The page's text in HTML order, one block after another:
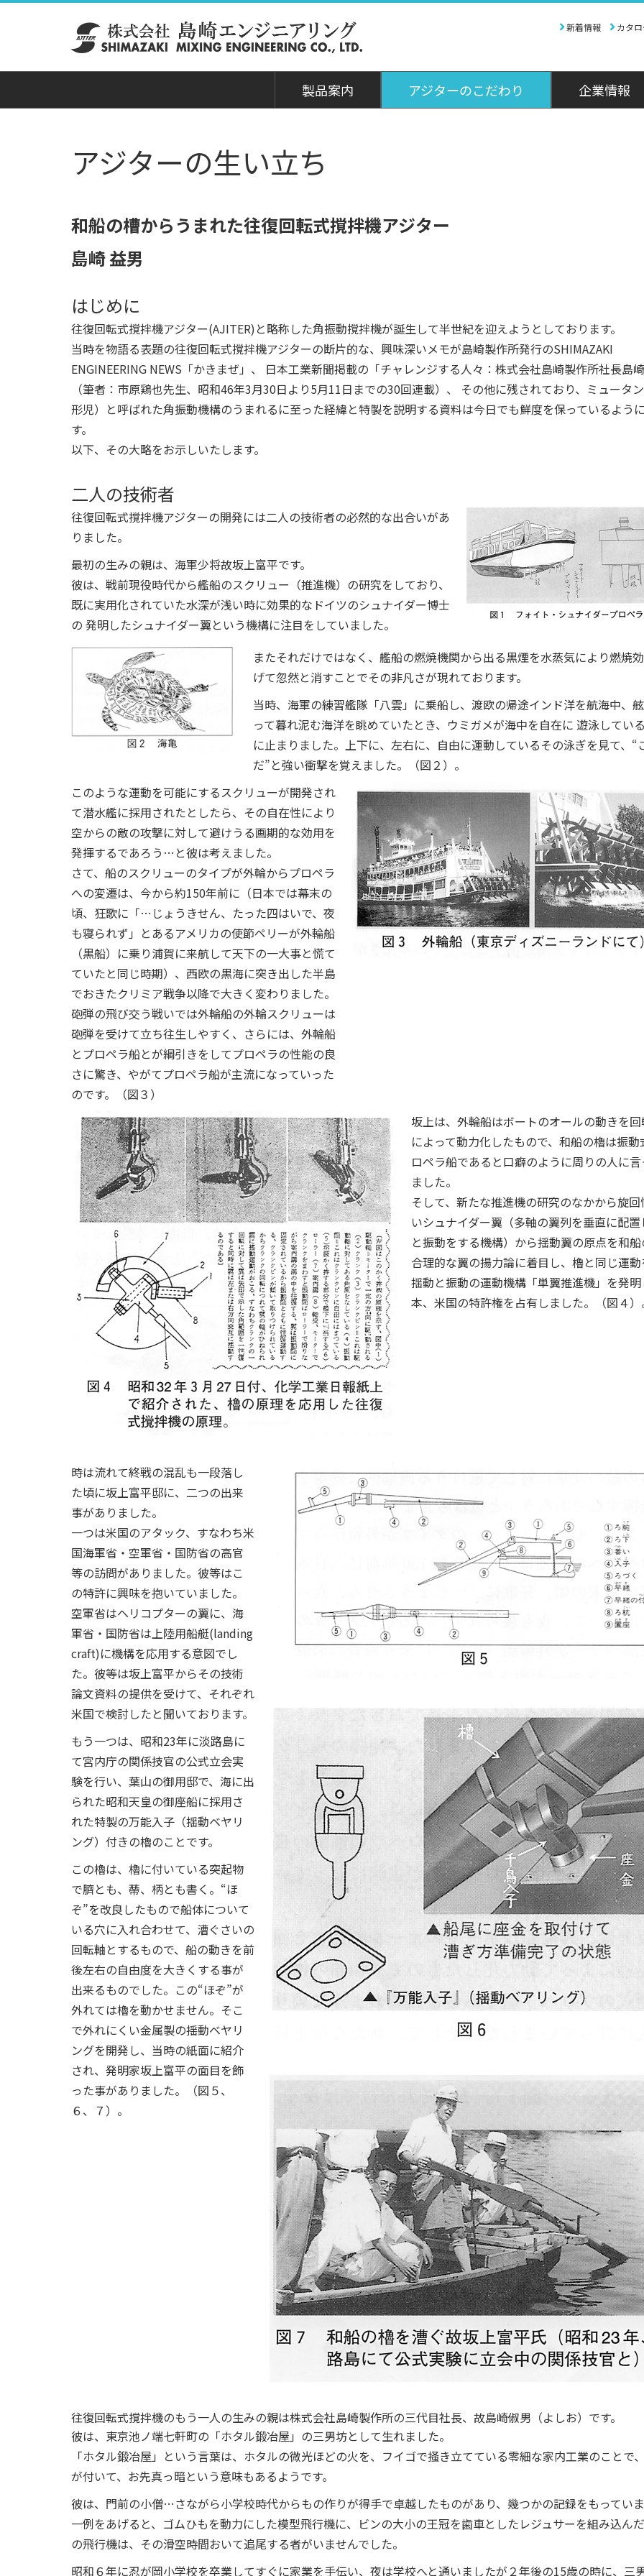
新着情報 カタ
製品案内
製品案内
ちらから。
アジターのこだわり 企業情報
アジターの生い立ち
和船の槽からうまれた往復回転式撹拌機アジター
島崎 益男
はじめに
往復回転式撹拌機アジター(AJITER)と略称した角振動撹拌機が誕生して半世紀を迎えようとしております。
当時を物語る表題の往復回転式撹拌機アジターの断片的な、興味深いメモが島崎製作所発行のSHIMAZAKI
ENGINEERING NEWS「かきまぜ」、 日本工業新聞掲載の「チャレンジする人々：株式会社島崎製作所社長島
（筆者：市原鶏也先生、昭和46年3月30日より5月11日までの30回連載）、 その他に残されており、ミュータ
形児）と呼ばれた角振動機構のうまれるに至った経緯と特製を説明する資料は今日でも鮮度を保っているよう
す。
以下、その大略をお示しいたします。
二人の技術者
往復回転式撹拌機アジターの開発には二人の技術者の必然的な出合いがあ
りました。
最初の生みの親は、海軍少将故坂上富平です。
彼は、戦前現役時代から艦船のスクリュー（推進機）の研究をしており、
既に実用化されていた水深が浅い時に効果的なドイツのシュナイダー博士
の 発明したシュナイダー翼という機構に注目をしていました。
またそれだけではなく、艦船の燃焼機関から出る黒煙を水蒸気により燃焼
げて忽然と消すことでその非凡さが現れております。
当時、海軍の練習艦隊「八雲」に乗船し、渡欧の帰途インド洋を航海中、
って暮れ泥む海洋を眺めていたとき、ウミガメが海中を自在に 遊泳してい
に止まりました。上下に、左右に、自由に運動しているその泳ぎを見て、“
だ”と強い衝撃を覚えました。（図２）。
このような運動を可能にするスクリューが開発され
て潜水艦に採用されたとしたら、その自在性により
空からの敵の攻撃に対して避けうる画期的な効用を
発揮するであろう…と彼は考えました。
さて、船のスクリューのタイプが外輪からプロペラ
への変遷は、今から約150年前に（日本では幕末の
頃、狂歌に「…じょうきせん、たった四はいで、夜
も寝られず」とあるアメリカの使節ペリーが外輪船
（黒船）に乗り浦賀に来航して天下の一大事と慌て
ていたと同じ時期）、西欧の黒海に突き出した半島
でおきたクリミア戦争以降で大きく変わりました。
砲弾の飛び交う戦いでは外輪船の外輪スクリューは
砲弾を受けて立ち往生しやすく、さらには、外輪船
とプロペラ船とが綱引きをしてプロペラの性能の良
さに驚き、やがてプロペラ船が主流になっていった
のです。（図３）
坂上は、外輪船はボートのオールの動きを
によって動力化したもので、和船の櫓は振動
ロペラ船であると口癖のように周りの人に
ました。
そして、新たな推進機の研究のなかから旋
いシュナイダー翼（多軸の翼列を垂直に配
と振動をする機構）から揺動翼の原点を和
合理的な翼の揚力論に着目し、櫓と同じ運
揺動と振動の運動機構「単翼推進機」を発
本、米国の特許権を占有しました。（図４
時は流れて終戦の混乱も一段落し
た頃に坂上富平邸に、二つの出来
事がありました。
一つは米国のアタック、すなわち米
国海軍省・空軍省・国防省の高官
等の訪問がありました。彼等はこ
の特許に興味を抱いていました。
空軍省はヘリコプターの翼に、海
軍省・国防省は上陸用船艇(landing
craft)に機構を応用する意図でし
た。彼等は坂上富平からその技術
論文資料の提供を受けて、それぞれ
米国で検討したと聞いております。
もう一つは、昭和23年に淡路島に
て宮内庁の関係技官の公式立会実
験を行い、葉山の御用邸で、海に出
られた昭和天皇の御座船に採用さ
れた特製の万能入子（揺動ベヤリ
ング）付きの櫓のことです。
この櫓は、櫓に付いている突起物
で臍とも、蔕、柄とも書く。“ほ
ぞ”を改良したもので船体について
いる穴に入れ合わせて、漕ぐさいの
回転軸とするもので、船の動きを前
後左右の自由度を大きくする事が
出来るものでした。この“ほぞ”が
外れては櫓を動かせません。そこ
で外れにくい金属製の揺動ベヤリ
ングを開発し、当時の紙面に紹介
され、発明家坂上富平の面目を飾
った事がありました。（図５、
６、７）。
往復回転式撹拌機のもう一人の生みの親は株式会社島崎製作所の三代目社長、故島崎俶男（よしお）です。
彼は、東京池ノ端七軒町の「ホタル鍛冶屋」の三男坊として生れました。
「ホタル鍛冶屋」という言葉は、ホタルの微光ほどの火を、フイゴで掻き立てている零細な家内工業のことで
が付いて、お先真っ暗という意味もあるようです。
彼は、門前の小僧…さながら小学校時代からもの作りが得手で卓越したものがあり、幾つかの記録をもってい
一例をあげると、ゴムひもを動力にした模型飛行機に、ビンの大小の王冠を歯車としたレジュサーを組み込ん
の飛行機は、その滑空時間おいて追尾する者がいませんでした。
昭和６年に忍が岡小学校を卒業してすぐに家業を手伝い、夜は学校へと通いましたが２年後の15歳の時に、三